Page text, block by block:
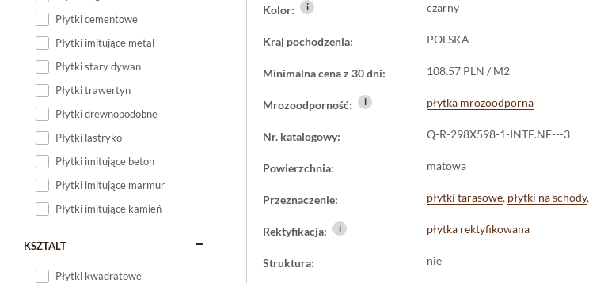
Płytki cementowe
Płytki imitujące metal
Płytki stary dywan
Płytki trawertyn
Płytki drewnopodobne
Płytki lastryko
Płytki imitujące beton
Płytki imitujące marmur
Płytki imitujące kamień
KSZTALT
Płytki kwadratowe
Kolor: i czarny
Kraj pochodzenia: POLSKA
Minimalna cena z 30 dni: 108.57 PLN / M2
Mrozoodporność: i płytka mrozoodporna
Nr. katalogowy: Q-R-298X598-1-INTE.NE---3
Powierzchnia: matowa
Przeznaczenie: płytki tarasowe, płytki na schody,
Rektyfikacja: i płytka rektyfikowana
Struktura: nie